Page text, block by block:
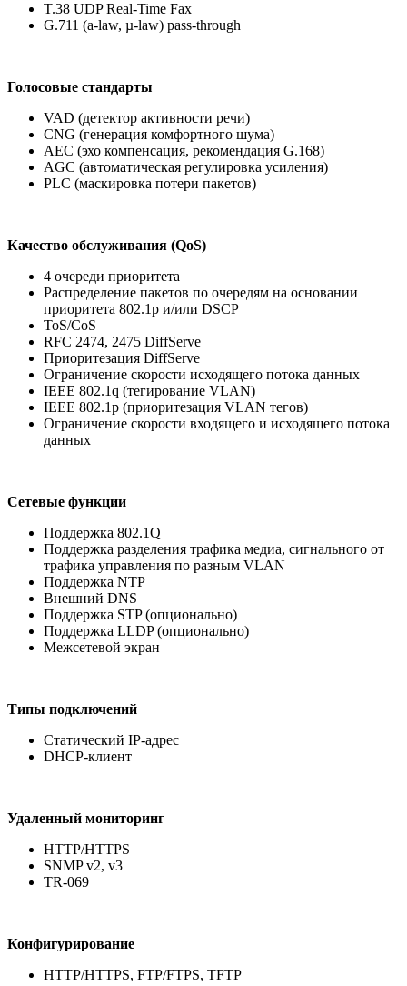
T.38 UDP Real-Time Fax
G.711 (a-law, µ-law) pass-through
Голосовые стандарты
VAD (детектор активности речи)
CNG (генерация комфортного шума)
AEC (эхо компенсация, рекомендация G.168)
AGC (автоматическая регулировка усиления)
PLC (маскировка потери пакетов)
Качество обслуживания (QoS)
4 очереди приоритета
Распределение пакетов по очередям на основании
приоритета 802.1p и/или DSCP
ToS/CoS
RFC 2474, 2475 DiffServe
Приоритезация DiffServe
Ограничение скорости исходящего потока данных
IEEE 802.1q (тегирование VLAN)
IEEE 802.1p (приоритезация VLAN тегов)
Ограничение скорости входящего и исходящего потока
данных
Сетевые функции
Поддержка 802.1Q
Поддержка разделения трафика медиа, сигнального от
трафика управления по разным VLAN
Поддержка NTP
Внешний DNS
Поддержка STP (опционально)
Поддержка LLDP (опционально)
Межсетевой экран
Типы подключений
Статический IP-адрес
DHCP-клиент
Удаленный мониторинг
HTTP/HTTPS
SNMP v2, v3
TR-069
Конфигурирование
HTTP/HTTPS, FTP/FTPS, TFTP